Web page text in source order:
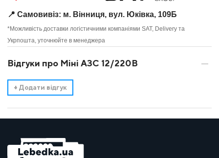
📍 Самовивіз: м. Вінниця, вул. Юківка, 109Б
*Можливість доставки логістичними компаніями SAT, Delivery та
Укрпошта, уточнюйте в менеджера
Відгуки про Міні АЗС 12/220В
+ Додати відгук